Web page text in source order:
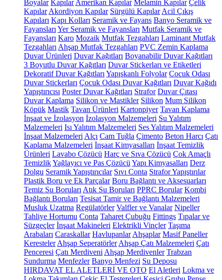
Boyalar Kapılar Amerikan Kapılar Melamin Kapılar Çelik
Kapılar Akordiyon Kapılar Sürgülü Kapılar Acil Çıkış
Kapıları Kapı Kolları Seramik ve Fayans Banyo Seramik ve
Fayansları Yer Seramik ve Fayansları Mutfak Seramik ve
Fayansları Karo Mozaik Mutfak Tezgahları Laminant Mutfak
Tezgahları Ahşap Mutfak Tezgahları PVC Zemin Kaplama
Duvar Ürünleri Duvar Kağıtları Boyanabilir Duvar Kağıtları
3 Boyutlu Duvar Kağıtları Duvar Stickerları ve Etiketleri
Dekoratif Duvar Kağıtları Yapışkanlı Folyolar Çocuk Odası
Duvar Stickerları Çocuk Odası Duvar Kağıtları Duvar Kağıdı
Yapıştırıcısı Poster Duvar Kağıtları Strafor Duvar Çıtası
Duvar Kaplama Silikon ve Mastikler Silikon Mum Silikon
Köpük Mastik Tavan Ürünleri Kartonpiyer Tavan Kaplama
İnşaat ve İzolasyon İzolasyon Malzemeleri Su Yalıtım
Malzemeleri Isı Yalıtım Malzemeleri Ses Yalıtım Malzemeleri
İnşaat Malzemeleri Alçı Cam Tuğla Çimento Beton Harcı Çatı
Kaplama Malzemeleri İnşaat Kimyasalları İnşaat Temizlik
Ürünleri Lavabo Çözücü Harç ve Sıva Çözücü Çok Amaçlı
TemizlikYağlayıcı ve Pas Çözücü Yapı Kimyasalları Derz
Dolgu Seramik Yapıştırıcılar Sıvı Conta Strafor Yapıştırılar
Plastik Boru ve Ek Parçalar Boru Bağlantı ve Aksesuarları
Temiz Su Boruları Atık Su Boruları PPRC Borular Kombi
Bağlantı Boruları Tesisat Tamir ve Bağlantı Malzemeleri
Musluk Uzatma Regülatörler Valfler ve Vanalar Nipeller
Tahliye Hortumu Conta Taharet Çubuğu Fittings Tıpalar ve
Süzgeçler İnşaat Makineleri Elektrikli Vinçler Taşıma
Arabaları Caraskallar Havlupanlar Ahşaplar Masif Paneller
Keresteler Ahşap Seperatörler Ahşap Çatı Malzemeleri Çatı
Penceresi Çatı Merdiveni Ahşap Merdivenler Trabzan
Sundurma Menfezler Banyo Menfezi Su Deposu
HIRDAVAT EL ALETLERİ VE OTO El Aletleri Lokma ve